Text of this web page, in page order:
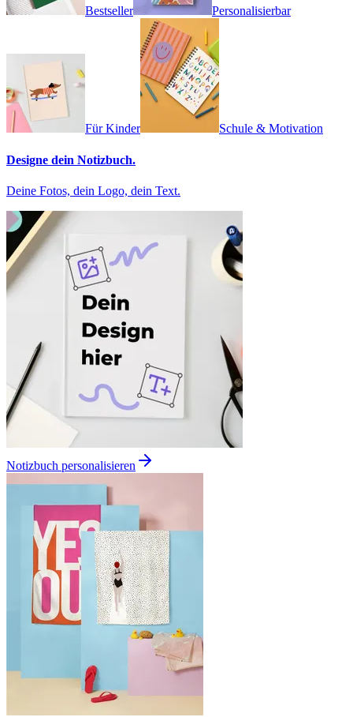
Bestseller Personalisierbar
Für Kinder Schule & Motivation
Designe dein Notizbuch.
Deine Fotos, dein Logo, dein Text.
Notizbuch personalisieren